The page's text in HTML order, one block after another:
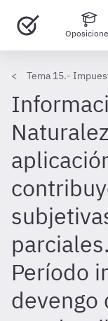
Tema 15.-
Período
devengo